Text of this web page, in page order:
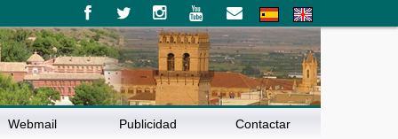
Webmail Publicidad Contactar